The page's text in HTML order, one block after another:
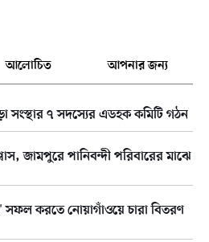
আলোচিত আপনার জন্য
সংস্থার ৭ সদস্যের এডহক কমিটি গঠন
জামপুরে পানিবন্দী পরিবারের মাঝে
সফল করতে নোয়াগাঁওয়ে চারা বিতরণ